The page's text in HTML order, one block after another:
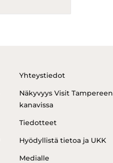
Yhteystiedot
Näkyvyys Visit Tampereen
kanavissa
Tiedotteet
Hyödyllistä tietoa ja UKK
Medialle